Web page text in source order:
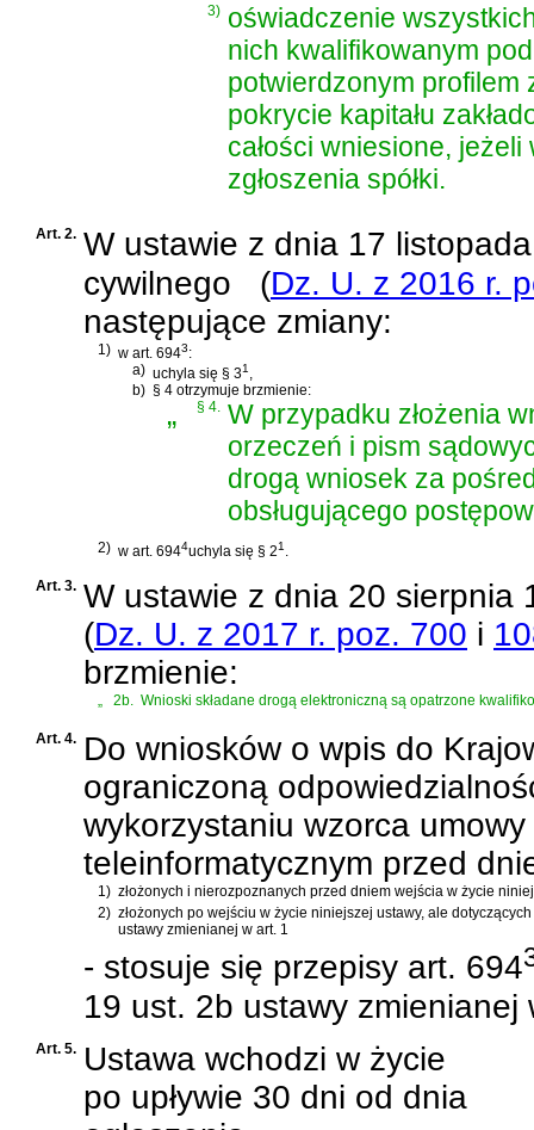
3) oświadczenie
nich kwalifikowanym
potwierdzonym profilem
pokrycie kapitału
całości wniesione,
zgłoszenia spółki.
Art. 2. W ustawie z dnia 17
cywilnego
(Dz. U. z 2016 r.
następujące zmiany:
1) w art. 6943:
a) uchyla się § 31 ,
b) § 4 otrzymuje brzmienie:
„ § 4. W przypadku złożenia
orzeczeń i pism
drogą wniosek za
obsługującego
2) w art. 6944uchyla się § 21
Art. 3. W ustawie z dnia 20 sierpnia
(Dz. U. z 2017 r. poz. 700 i
brzmienie:
„ 2b. Wnioski składane drogą elektroniczną są opatrzone
Art. 4. Do wniosków o wpis do
ograniczoną
wykorzystaniu wzorca
teleinformatycznym przed
1) złożonych i nierozpoznanych przed dniem wejścia w życie
2) złożonych po wejściu w życie niniejszej ustawy, ale
ustawy zmienianej w art. 1
- stosuje się przepisy art. 694
19 ust. 2b ustawy
Art. 5. Ustawa wchodzi w życie
po upływie 30 dni od dnia